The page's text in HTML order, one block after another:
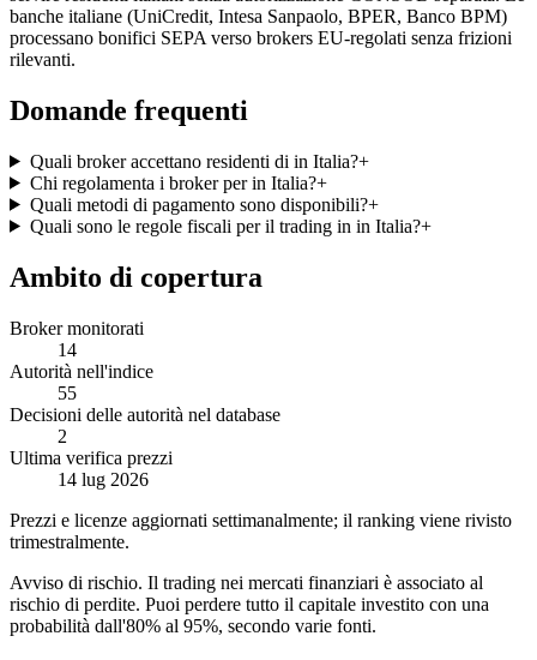
banche italiane (UniCredit, Intesa Sanpaolo, BPER, Banco BPM)
processano bonifici SEPA verso brokers EU-regolati senza frizioni
rilevanti.
Domande frequenti
Quali broker accettano residenti di in Italia?+
Chi regolamenta i broker per in Italia?+
Quali metodi di pagamento sono disponibili?+
Quali sono le regole fiscali per il trading in in Italia?+
Ambito di copertura
Broker monitorati
14
Autorità nell'indice
55
Decisioni delle autorità nel database
2
Ultima verifica prezzi
14 lug 2026
Prezzi e licenze aggiornati settimanalmente; il ranking viene rivisto
trimestralmente.
Avviso di rischio. Il trading nei mercati finanziari è associato al
rischio di perdite. Puoi perdere tutto il capitale investito con una
probabilità dall'80% al 95%, secondo varie fonti.